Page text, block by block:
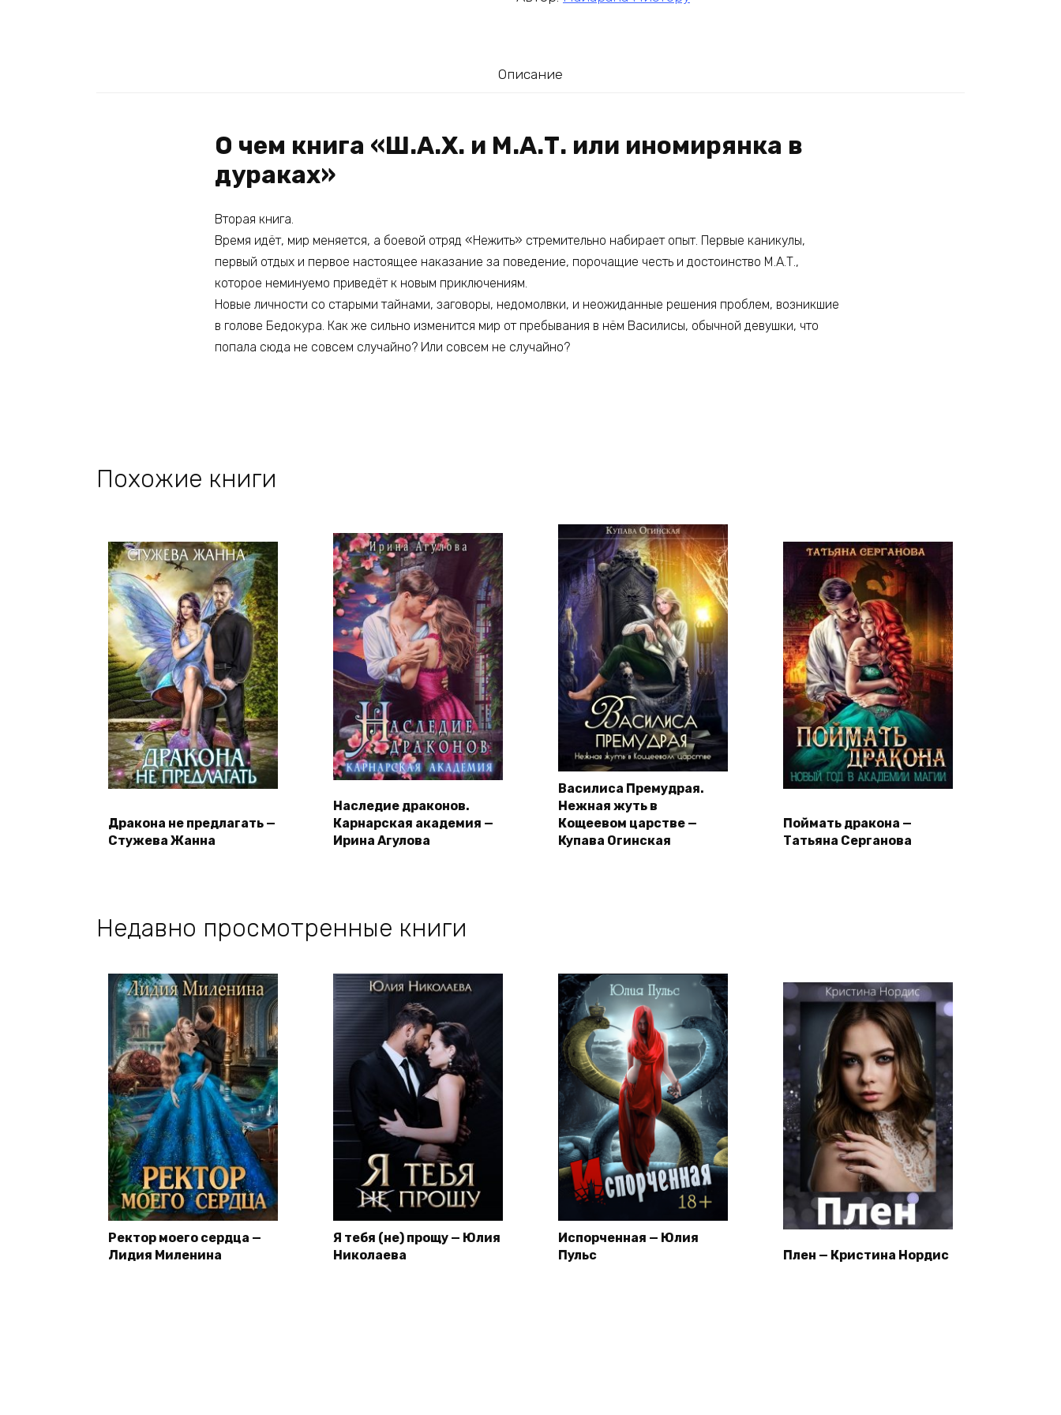
Описание
О чем книга «Ш.А.Х. и М.А.Т. или иномирянка в
дураках»
Вторая книга.
Время идёт, мир меняется, а боевой отряд «Нежить» стремительно набирает опыт. Первые каникулы,
первый отдых и первое настоящее наказание за поведение, порочащие честь и достоинство М.А.Т.,
которое неминуемо приведёт к новым приключениям.
Новые личности со старыми тайнами, заговоры, недомолвки, и неожиданные решения проблем, возникшие
в голове Бедокура. Как же сильно изменится мир от пребывания в нём Василисы, обычной девушки, что
попала сюда не совсем случайно? Или совсем не случайно?
Похожие книги
Дракона не предлагать —
Стужева Жанна
Наследие драконов.
Карнарская академия —
Ирина Агулова
Василиса Премудрая.
Нежная жуть в
Кощеевом царстве —
Купава Огинская
Поймать дракона —
Татьяна Серганова
Недавно просмотренные книги
Ректор моего сердца —
Лидия Миленина
Я тебя (не) прощу — Юлия
Николаева
Испорченная — Юлия
Пульс
Плен — Кристина Нордис